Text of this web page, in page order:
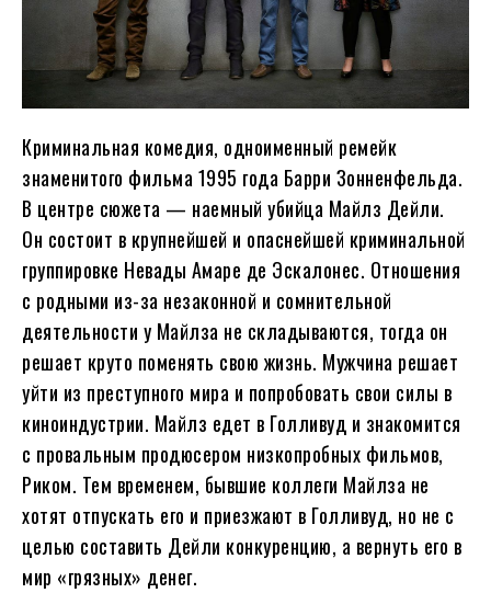
Криминальная комедия, одноименный ремейк
знаменитого фильма 1995 года Барри Зонненфельда.
В центре сюжета — наемный убийца Майлз Дейли.
Он состоит в крупнейшей и опаснейшей криминальной
группировке Невады Амаре де Эскалонес. Отношения
с родными из-за незаконной и сомнительной
деятельности у Майлза не складываются, тогда он
решает круто поменять свою жизнь. Мужчина решает
уйти из преступного мира и попробовать свои силы в
киноиндустрии. Майлз едет в Голливуд и знакомится
с провальным продюсером низкопробных фильмов,
Риком. Тем временем, бывшие коллеги Майлза не
хотят отпускать его и приезжают в Голливуд, но не с
целью составить Дейли конкуренцию, а вернуть его в
мир «грязных» денег.